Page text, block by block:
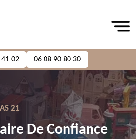
02 06 08 90 80 30
21
De Confiance